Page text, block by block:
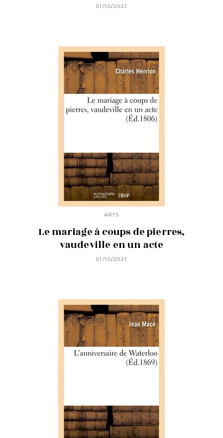
01/10/2021
ARTS
Le mariage à coups de pierres,
vaudeville en un acte
01/10/2021